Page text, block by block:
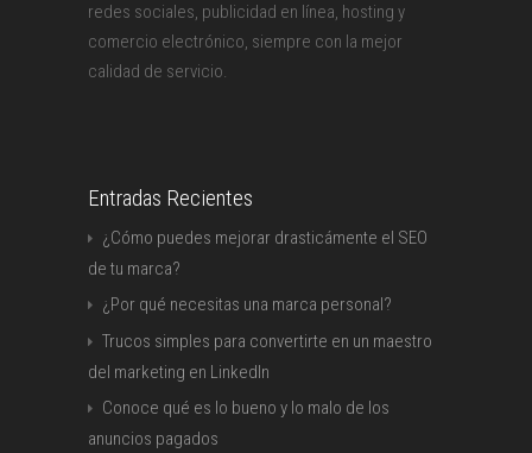
redes sociales, publicidad en línea, hosting y
comercio electrónico, siempre con la mejor
calidad de servicio.
Entradas Recientes
¿Cómo puedes mejorar drasticámente el SEO
de tu marca?
¿Por qué necesitas una marca personal?
Trucos simples para convertirte en un maestro
del marketing en LinkedIn
Conoce qué es lo bueno y lo malo de los
anuncios pagados